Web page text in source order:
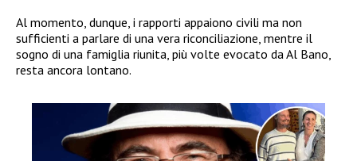
Al momento, dunque, i rapporti appaiono civili ma non
sufficienti a parlare di una vera riconciliazione, mentre il
sogno di una famiglia riunita, più volte evocato da Al Bano,
resta ancora lontano.